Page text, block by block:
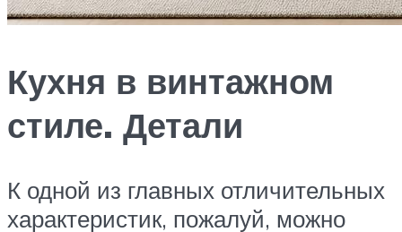
Кухня в винтажном
стиле. Детали
К одной из главных отличительных
характеристик, пожалуй, можно